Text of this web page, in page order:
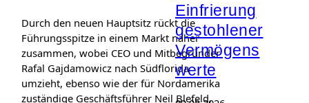
Durch den neuen Hauptsitz rückt die
Führungsspitze in einem Markt näher
zusammen, wobei CEO und Mitbegründer
Rafal Gajdamowicz nach Südflorida
umzieht, ebenso wie der für Nordamerika
zuständige Geschäftsführer Neil Blefeld,
Einfrierung
gestohlener
Vermögens
werte